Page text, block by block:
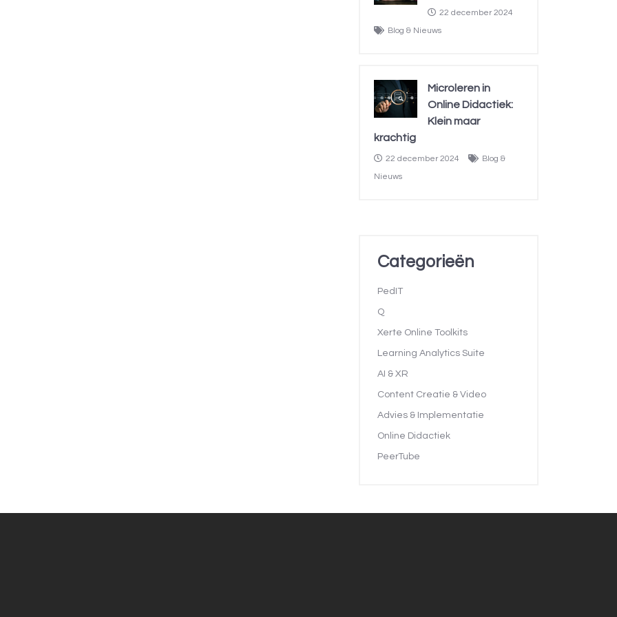
the date
22 december 2024
Blog & Nieuws
Microleren in
Online Didactiek:
Klein maar
krachtig
22 december 2024
Blog &
Nieuws
Categorieën
PedIT
Q
Xerte Online Toolkits
Learning Analytics Suite
AI & XR
Content Creatie & Video
Advies & Implementatie
Online Didactiek
PeerTube